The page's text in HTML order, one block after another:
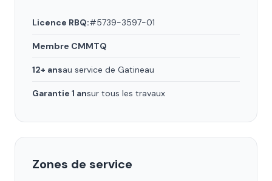
Licence RBQ:#5739-3597-01
Membre CMMTQ
12+ ansau service de Gatineau
Garantie 1 ansur tous les travaux
Zones de service